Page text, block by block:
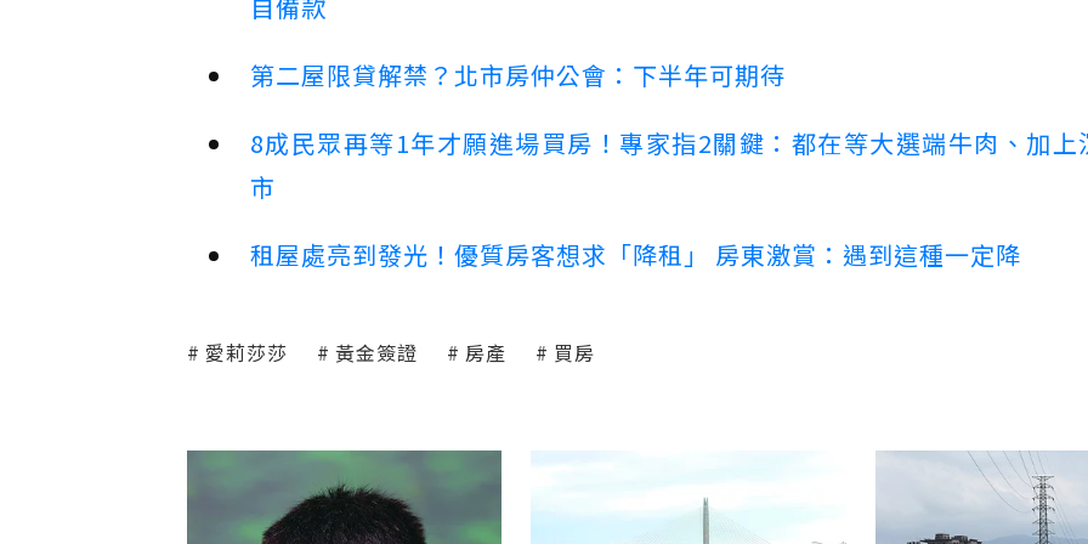
第二屋限貸解禁？北市房仲公會：下半年可期待
8成民眾再等1年才願進場買房！專家指2關鍵：都在等大選端牛肉、加上
市
租屋處亮到發光！優質房客想求「降租」 房東激賞：遇到這種一定降
愛莉莎莎 黃金簽證 房產 買房